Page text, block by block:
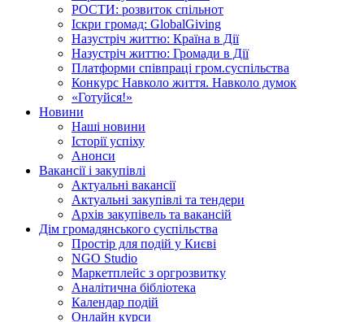
РОСТИ: розвиток спільнот
Іскри громад: GlobalGiving
Назустріч життю: Країна в Дії
Назустріч життю: Громади в Дії
Платформи співпраці гром.суспільства
Конкурс Навколо життя. Навколо думок
«Готуйся!»
Новини
Наші новини
Історії успіху
Анонси
Вакансії і закупівлі
Актуальні вакансії
Актуальні закупівлі та тендери
Архів закупівель та вакансій
Дім громадянського суспільства
Простір для подій у Києві
NGO Studio
Маркетплейс з оргрозвитку
Аналітична бібліотека
Календар подій
Онлайн курси